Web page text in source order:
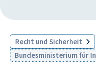
Recht und Sicherheit
Bundesministerium für